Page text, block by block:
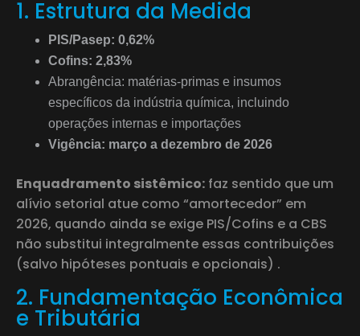
1. Estrutura da Medida
PIS/Pasep: 0,62%
Cofins: 2,83%
Abrangência: matérias-primas e insumos
específicos da indústria química, incluindo
operações internas e importações
Vigência: março a dezembro de 2026
Enquadramento sistêmico: faz sentido que um
alívio setorial atue como “amortecedor” em
2026, quando ainda se exige PIS/Cofins e a CBS
não substitui integralmente essas contribuições
(salvo hipóteses pontuais e opcionais) .
2. Fundamentação Econômica
e Tributária